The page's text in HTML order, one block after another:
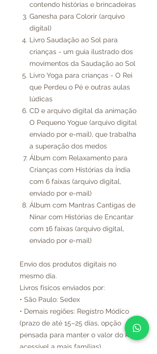
contendo histórias e brincadeiras
Ganesha para Colorir (arquivo
digital)
Livro Saudação ao Sol para
crianças - um guia ilustrado dos
movimentos da Saudação ao Sol
Livro Yoga para crianças - O Rei
que Perdeu o Pé e outras aulas
lúdicas
CD e arquivo digital da animação
O Pequeno Yogue (arquivo digital
enviado por e-mail), que trabalha
a superação dos medos
Álbum com Relaxamento para
Crianças com Histórias da Índia
com 6 faixas (arquivo digital,
enviado por e-mail)
Álbum com Mantras Cantigas de
Ninar com Histórias de Encantar
com 16 faixas (arquivo digital,
enviado por e-mail)
Envio dos produtos digitais no
mesmo dia.
Livros físicos enviados por:
• São Paulo: Sedex
• Demais regiões: Registro Módico
(prazo de até 15–25 dias, opção
pensada para manter o valor do kit
acessível a mais famílias)